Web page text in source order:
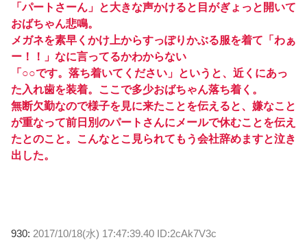
「パートさーん」と大きな声かけると目がぎょっと開いて
おばちゃん悲鳴。
メガネを素早くかけ上からすっぽりかぶる服を着て「わぁ
ー！！」なに言ってるかわからない
「○○です。落ち着いてください」というと、近くにあっ
た入れ歯を装着。ここで多少おばちゃん落ち着く。
無断欠勤なので様子を見に来たことを伝えると、嫌なこと
が重なって前日別のパートさんにメールで休むことを伝え
たとのこと。こんなとこ見られてもう会社辞めますと泣き
出した。
930: 2017/10/18(水) 17:47:39.40 ID:2cAk7V3c